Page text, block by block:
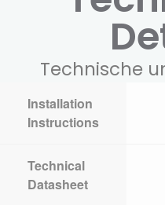
Technische
Installation
Instructions
Technical
Datasheet